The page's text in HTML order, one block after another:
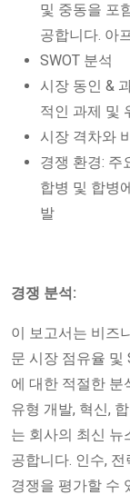
및 중동을 포
공합니다. 아
SWOT 분석
시장 동인 &
적인 과제 및
시장 격차와
경쟁 환경: 주
합병 및 합병
발
경쟁 분석:
이 보고서는 비즈
문 시장 점유율 및
에 대한 적절한 분
유형 개발, 혁신,
는 회사의 최신 뉴
공합니다. 인수,
경쟁을 평가할 수